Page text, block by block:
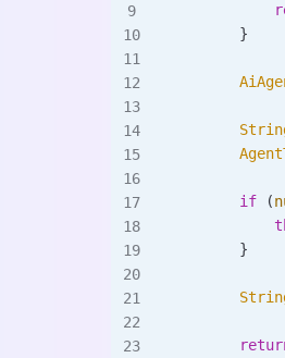
        }
        if
(
        }